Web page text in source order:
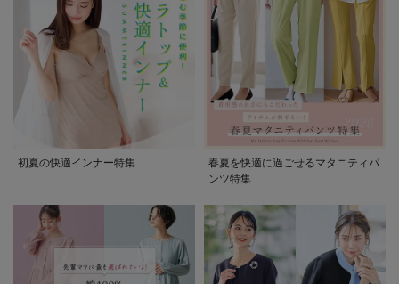
初夏の快適インナー特集
春夏を快適に過ごせるマタニティパ
ンツ特集